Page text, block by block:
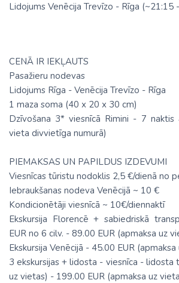
Lidojums Venēcija Trevīzo - Rīga (~21:15
CENĀ IR IEKĻAUTS
Pasažieru nodevas
Lidojums Rīga - Venēcija Trevīzo - Rīga
1 maza soma (40 х 20 х 30 cm)
Dzīvošana 3* viesnīcā Rimini - 7 naktis
vieta divvietīga numurā)
PIEMAKSAS UN PAPILDUS IZDEVUMI
Viesnīcas tūristu nodoklis 2,5 €/dienā no
Iebraukšanas nodeva Venēcijā ~ 10 €
Kondicionētāji viesnīcā ~ 10€/diennaktī
Ekskursija Florencē + sabiedriskā
EUR no 6 cilv. - 89.00 EUR (apmaksa uz
Ekskursija Venēcijā - 45.00 EUR
3 ekskursijas + lidosta - viesnīca - lidosta
uz vietas) - 199.00 EUR (apmaksa uz